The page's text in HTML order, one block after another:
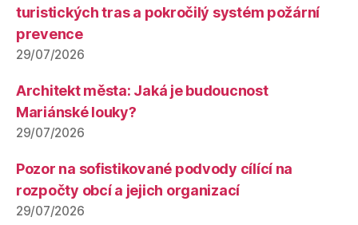
turistických tras a pokročilý systém požární
prevence
29/07/2026
Architekt města: Jaká je budoucnost
Mariánské louky?
29/07/2026
Pozor na sofistikované podvody cílící na
rozpočty obcí a jejich organizací
29/07/2026